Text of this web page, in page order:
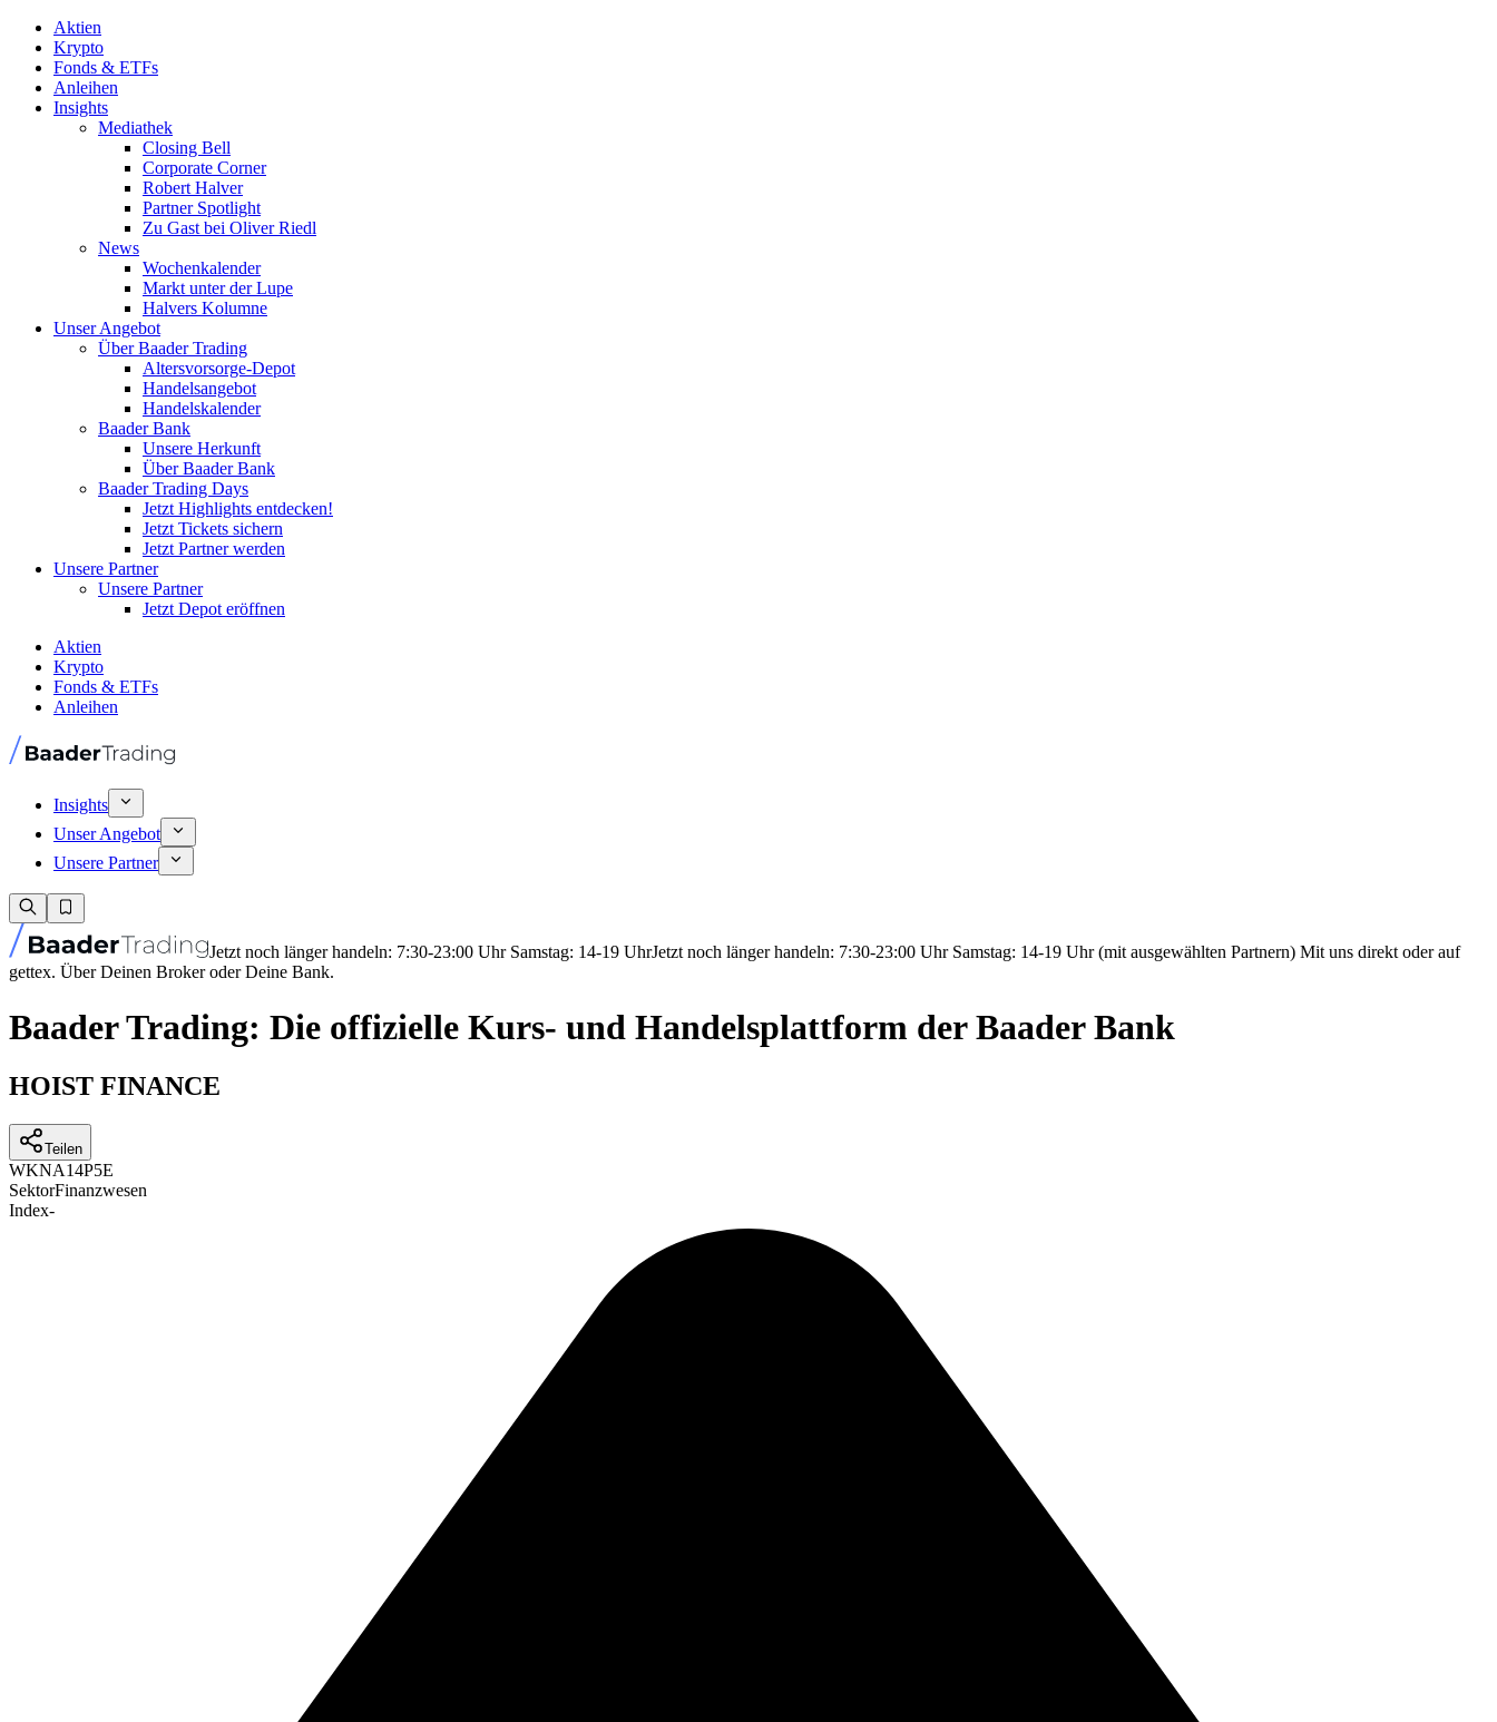
Aktien
Krypto
Fonds & ETFs
Anleihen
Insights
Mediathek
Closing Bell
Corporate Corner
Robert Halver
Partner Spotlight
Zu Gast bei Oliver Riedl
News
Wochenkalender
Markt unter der Lupe
Halvers Kolumne
Unser Angebot
Über Baader Trading
Altersvorsorge-Depot
Handelsangebot
Handelskalender
Baader Bank
Unsere Herkunft
Über Baader Bank
Baader Trading Days
Jetzt Highlights entdecken!
Jetzt Tickets sichern
Jetzt Partner werden
Unsere Partner
Unsere Partner
Jetzt Depot eröffnen
Aktien
Krypto
Fonds & ETFs
Anleihen
Insights
Unser Angebot
Unsere Partner
Jetzt noch länger handeln: 7:30-23:00 Uhr Samstag: 14-19 UhrJetzt noch länger handeln: 7:30-23:00 Uhr Samstag: 14-19 Uhr (mit ausgewählten Partnern) Mit uns direkt oder auf
gettex. Über Deinen Broker oder Deine Bank.
Baader Trading: Die offizielle Kurs- und Handelsplattform der Baader Bank
HOIST FINANCE
Teilen
WKNA14P5E
SektorFinanzwesen
Index-